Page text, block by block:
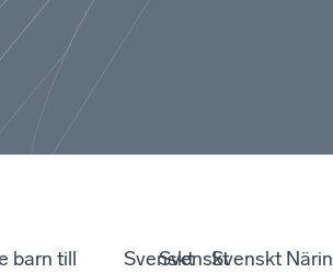
barn till
SvensktSvensktSvenskt